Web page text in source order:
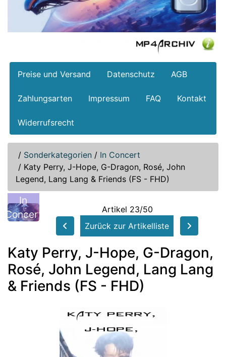
Preise und Versand Datenschutz AGB
Zahlungsarten Impressum FAQ Kontakt
Widerrufsrecht
/ Sonderkategorien / In Concert
/ Katy Perry, J-Hope, G-Dragon, Rosé, John
Legend, Lang Lang & Friends (FS - FHD)
In
Concert
Artikel 23/50
Zurück zur Artikelliste
Katy Perry, J-Hope, G-Dragon,
Rosé, John Legend, Lang Lang
& Friends (FS - FHD)